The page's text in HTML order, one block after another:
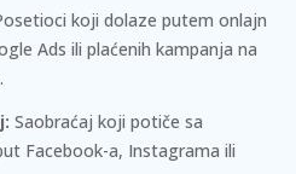
koji dolaze putem onlajn
Ads ili plaćenih kampanja na
Saobraćaj koji potiče sa
Facebook-a, Instagrama ili